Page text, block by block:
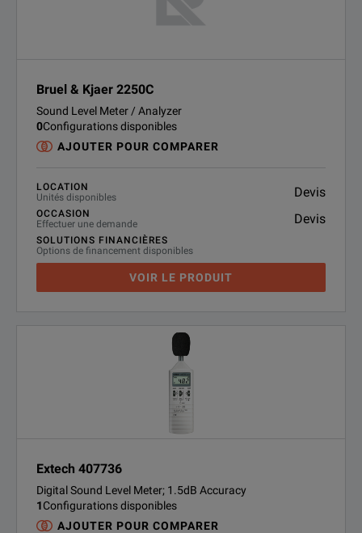
Bruel & Kjaer 2250C
Sound Level Meter / Analyzer
0Configurations disponibles
AJOUTER POUR COMPARER
LOCATION
Unités disponibles
Devis
OCCASION
Effectuer une demande
Devis
SOLUTIONS FINANCIÈRES
Options de financement disponibles
VOIR LE PRODUIT
Extech 407736
Digital Sound Level Meter; 1.5dB Accuracy
1Configurations disponibles
AJOUTER POUR COMPARER